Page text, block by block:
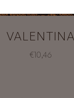
VALENTINA
€10,46